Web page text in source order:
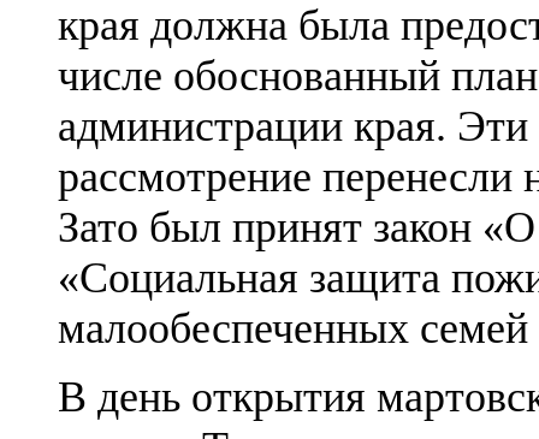
края должна была
числе обоснованный
администрации края.
рассмотрение перенесли
Зато был принят закон
«Социальная защита
малообеспеченных
В день открытия